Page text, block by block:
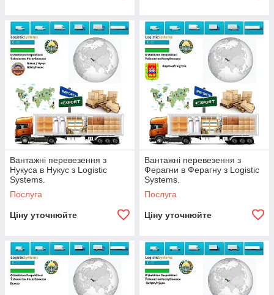
Вантажні перевезення з
Нукуса в Нукус з Logistic
Systems.
Послуга
Ціну уточнюйте
Вантажні перевезення з
Ферагни в Ферагну з Logistic
Systems.
Послуга
Ціну уточнюйте